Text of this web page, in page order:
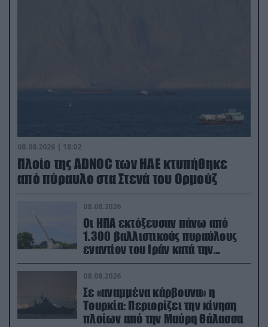
08.08.2026 | 18:02
Πλοίο της ADNOC των ΗΑΕ κτυπήθηκε
από πύραυλο στα Στενά του Ορμούζ
08.08.2026
Οι ΗΠΑ εκτόξευσαν πάνω από
1.300 βαλλιστικούς πυραύλους
εναντίον του Ιράν κατά την
διάρκεια του πολέμου
08.08.2026
Σε «αναμμένα κάρβουνα» η
Τουρκία: Περιορίζει την κίνηση
πλοίων από την Μαύρη Θάλασσα